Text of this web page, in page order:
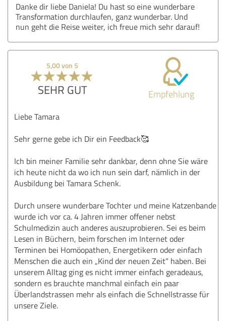
Danke dir liebe Daniela! Du hast so eine wunderbare
Transformation durchlaufen, ganz wunderbar. Und
nun geht die Reise weiter, ich freue mich sehr darauf!
5,00 von 5
SEHR GUT Empfehlung
Liebe Tamara
Sehr gerne gebe ich Dir ein Feedback🥰
Ich bin meiner Familie sehr dankbar, denn ohne Sie wäre
ich heute nicht da wo ich nun sein darf, nämlich in der
Ausbildung bei Tamara Schenk.
Durch unsere wunderbare Tochter und meine Katzenbande
wurde ich vor ca. 4 Jahren immer offener nebst
Schulmedizin auch anderes auszuprobieren. Sei es beim
Lesen in Büchern, beim forschen im Internet oder
Terminen bei Homöopathen, Energetikern oder einfach
Menschen die auch ein „Kind der neuen Zeit“ haben. Bei
unserem Alltag ging es nicht immer einfach geradeaus,
sondern es brauchte manchmal einfach ein paar
Überlandstrassen mehr als einfach die Schnellstrasse für
unsere Ziele.